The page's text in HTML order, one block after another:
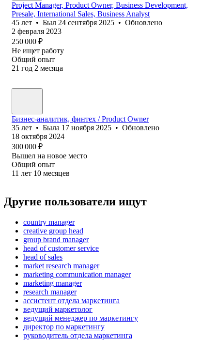
Project Manager, Product Owner, Business Development,
Presale, International Sales, Business Analyst
45 лет • Был 24 сентября 2025 • Обновлено
2 февраля 2023
250 000 ₽
Не ищет работу
Общий опыт
21 год 2 месяца
Бизнес-аналитик, финтех / Product Owner
35 лет • Была 17 ноября 2025 • Обновлено
18 октября 2024
300 000 ₽
Вышел на новое место
Общий опыт
11 лет 10 месяцев
Другие пользователи ищут
country manager
creative group head
group brand manager
head of customer service
head of sales
market research manager
marketing communication manager
marketing manager
research manager
ассистент отдела маркетинга
ведущий маркетолог
ведущий менеджер по маркетингу
директор по маркетингу
руководитель отдела маркетинга